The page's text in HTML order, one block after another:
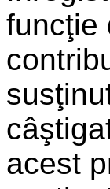
funcţie
acest